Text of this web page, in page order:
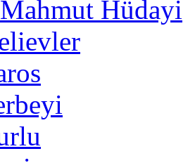
Hüdayi